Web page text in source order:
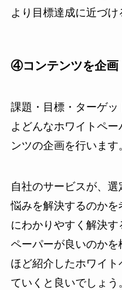
より目標達成に近づけ
④コンテンツを企画
課題・目標・ターゲ
よどんなホワイトペ
ンツの企画を行います
自社のサービスが、
悩みを解決するのか
にわかりやすく解決
ペーパーが良いのか
ほど紹介したホワイト
ていくと良いでしょう